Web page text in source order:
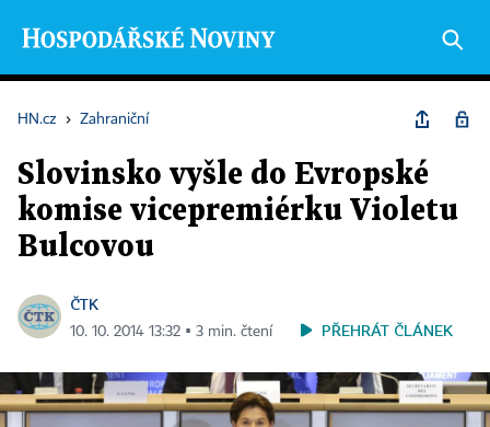
HN.cz › Zahraniční
Slovinsko vyšle do Evropské
komise vicepremiérku Violetu
Bulcovou
ČTK
10. 10. 2014 13:32 ▪ 3 min. čtení PŘEHRÁT ČLÁNEK